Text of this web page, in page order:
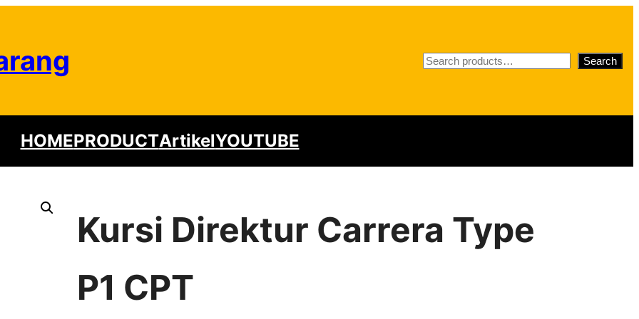
S
r
Search
HOMEPRODUCTArtikelYOUTUBE
Kursi Direktur Carrera Type
P1 CPT